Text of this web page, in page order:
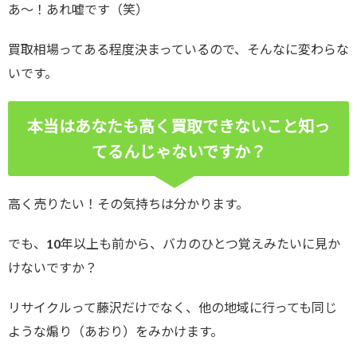
あ～！あれ嘘です（笑）
買取相場ってある程度決まっているので、そんなに変わらな
いです。
本当はあなたも高く買取できないこと知っ
てるんじゃないですか？
高く売りたい！その気持ちは分かります。
でも、10年以上も前から、バカのひとつ覚えみたいに見か
けないですか？
リサイクルって藤沢だけでなく、他の地域に行っても同じ
ような煽り（あおり）をみかけます。